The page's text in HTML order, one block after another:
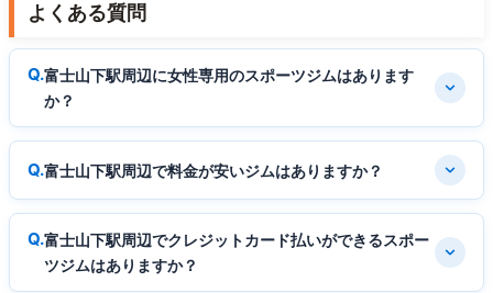
よくある質問
富士山下駅周辺に女性専用のスポーツジムはあります
か？
富士山下駅周辺で料金が安いジムはありますか？
富士山下駅周辺でクレジットカード払いができるスポー
ツジムはありますか？